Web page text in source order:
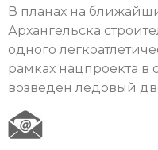
В планах на
Архангельска
одного
рамках нацпроекта в
возведен ледовый